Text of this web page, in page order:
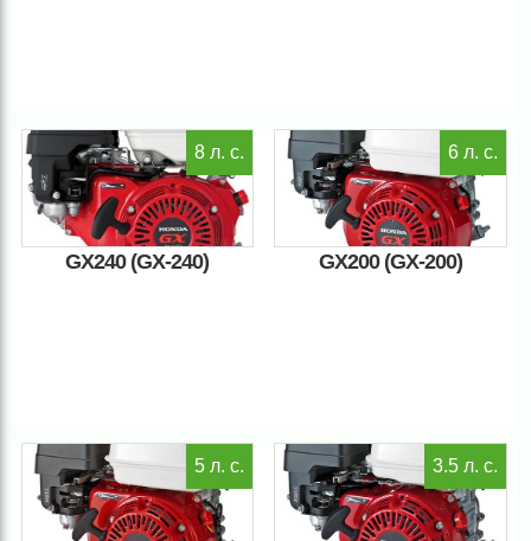
8 л. с.
GX240 (GX-240)
6 л. с.
GX200 (GX-200)
5 л. с. 3.5 л. с.